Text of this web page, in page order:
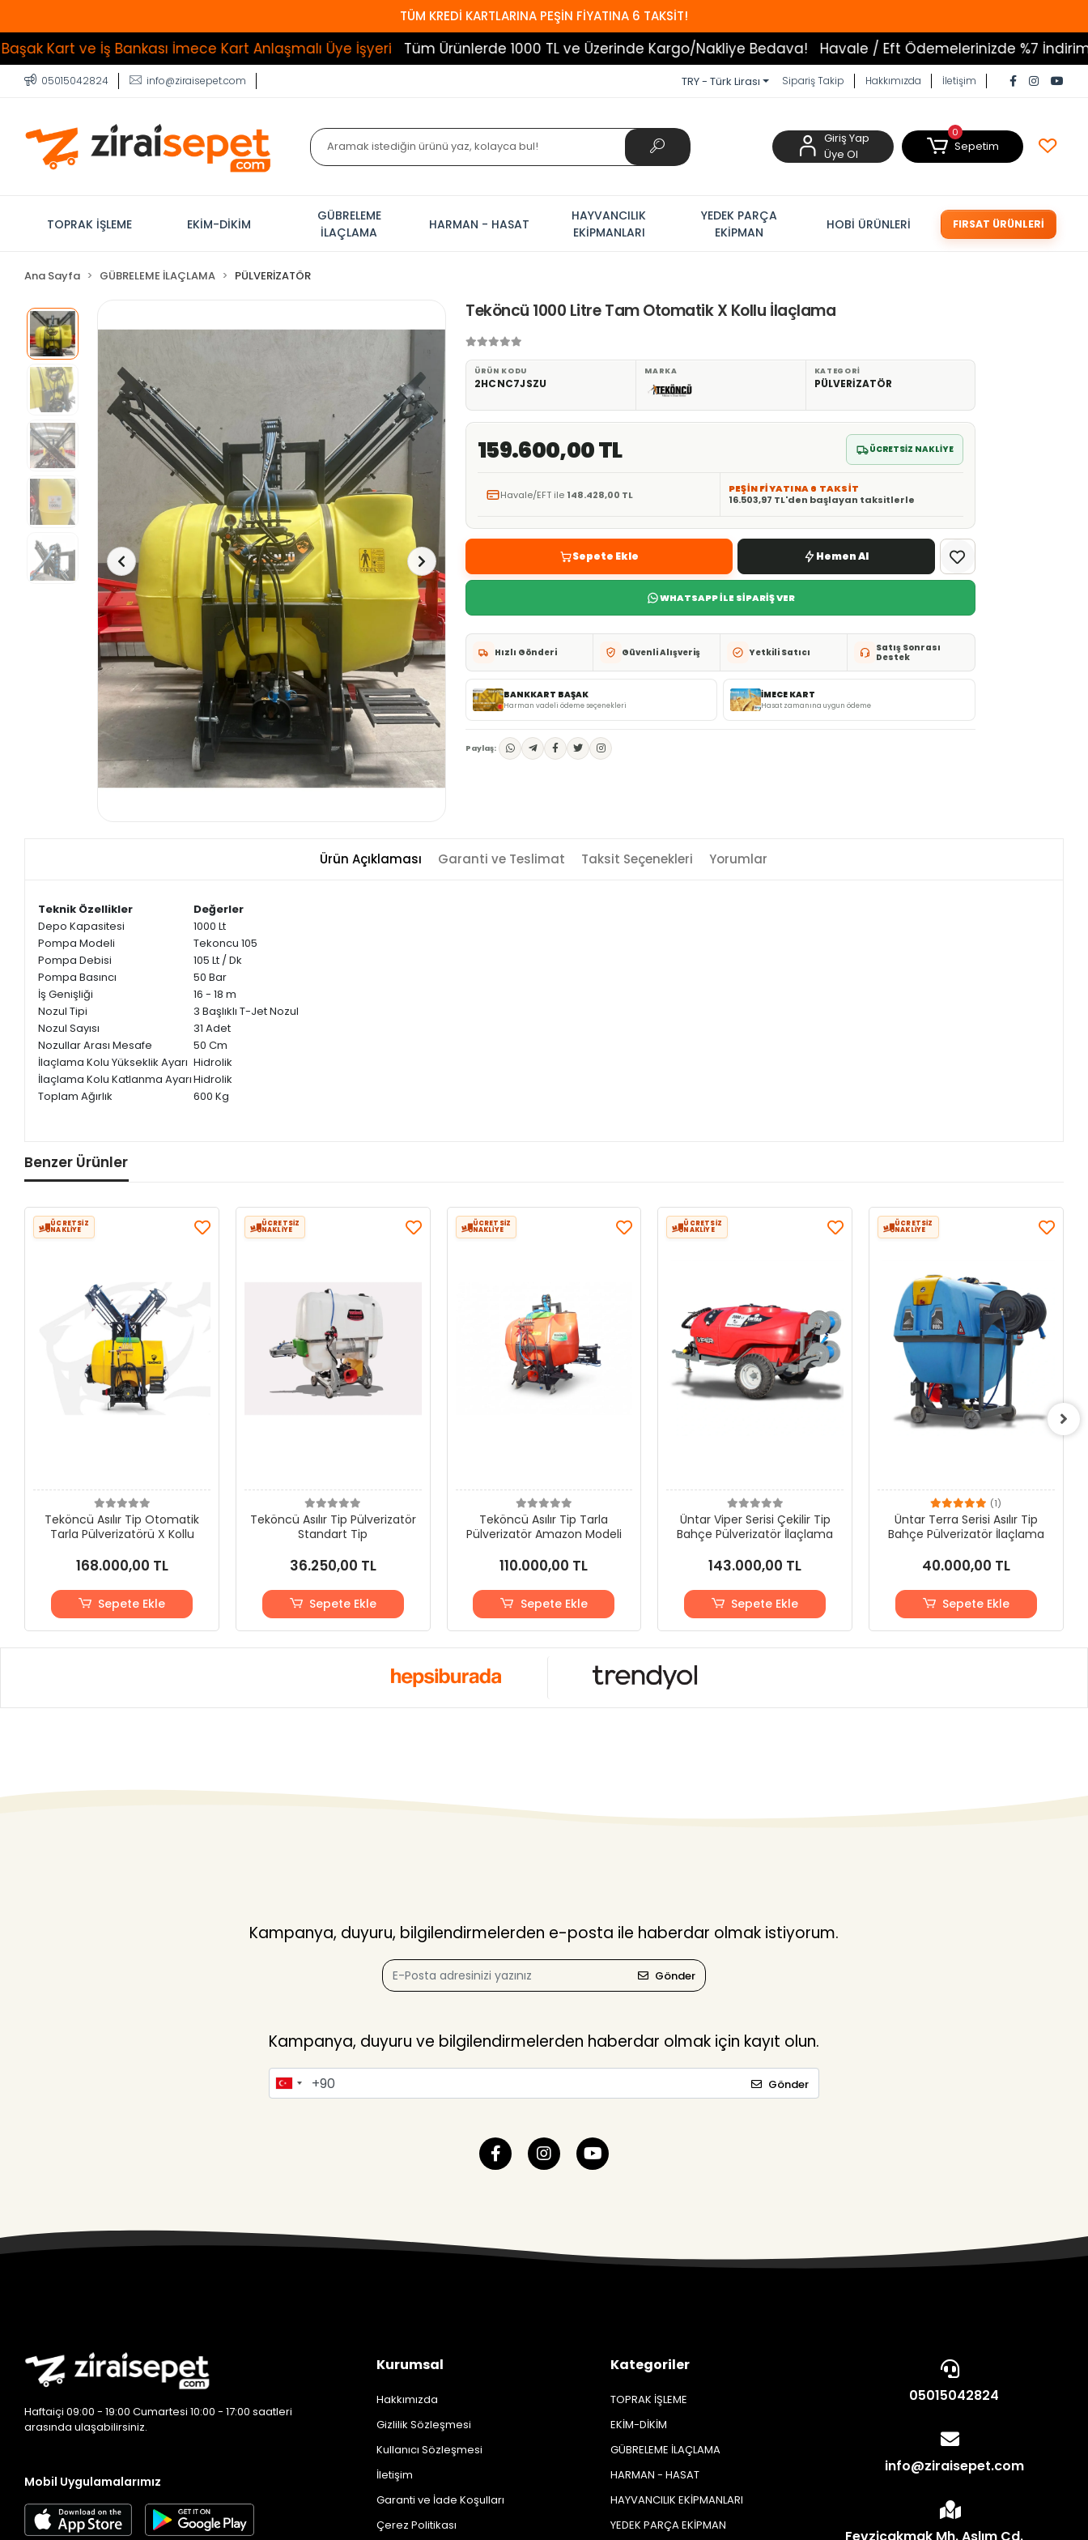
TÜM KREDİ KARTLARINA PEŞİN FİYATINA 6 TAKSİT!
İş Bankası İmece Kart Anlaşmalı Üye İşyeri Tüm Ürünlerde 1000 TL ve Üzerinde Kargo/Nakliye Bedava! Havale / Eft Ödemelerinizde %7 İndirim Tüm
05015042824 info@ziraisepet.com TRY - Türk Lirası Sipariş Takip Hakkımızda İletişim
Giriş Yap
Üye Ol
0
Sepetim
TOPRAK İŞLEME EKİM-DİKİM
GÜBRELEME
İLAÇLAMA
HARMAN - HASAT
HAYVANCILIK
EKİPMANLARI
YEDEK PARÇA
EKİPMAN
HOBİ ÜRÜNLERİ FIRSAT ÜRÜNLERİ
Ana Sayfa GÜBRELEME İLAÇLAMA PÜLVERİZATÖR
Teköncü 1000 Litre Tam Otomatik X Kollu İlaçlama
ÜRÜN KODU
2HCNC7JSZU
MARKA KATEGORI
PÜLVERİZATÖR
159.600,00 TL ÜCRETSİZ NAKLİYE
Havale/EFT ile 148.428,00 TL
PEŞİN FİYATINA 6 TAKSİT
16.503,97 TL'den başlayan taksitlerle
Sepete Ekle Hemen Al
WHATSAPP İLE SİPARİŞ VER
Hızlı Gönderi Güvenli Alışveriş Yetkili Satıcı
Satış Sonrası
Destek
BANKKART BAŞAK
Harman vadeli ödeme seçenekleri
İMECE KART
Hasat zamanına uygun ödeme
Paylaş:
Ürün Açıklaması Garanti ve Teslimat Taksit Seçenekleri Yorumlar
Teknik Özellikler
Değerler
Depo Kapasitesi
1000 Lt
Pompa Modeli
Tekoncu 105
Pompa Debisi
105 Lt / Dk
Pompa Basıncı
50 Bar
İş Genişliği
16 - 18 m
Nozul Tipi
3 Başlıklı T-Jet Nozul
Nozul Sayısı
31 Adet
Nozullar Arası Mesafe
50 Cm
İlaçlama Kolu Yükseklik Ayarı Hidrolik
İlaçlama Kolu Katlanma AyarıHidrolik
Toplam Ağırlık
600 Kg
Benzer Ürünler
ÜCRETSİZ
NAKLİYE
Teköncü Asılır Tip Otomatik
Tarla Pülverizatörü X Kollu
168.000,00 TL
Sepete Ekle
ÜCRETSİZ
NAKLİYE
Teköncü Asılır Tip Pülverizatör
Standart Tip
36.250,00 TL
Sepete Ekle
ÜCRETSİZ
NAKLİYE
Teköncü Asılır Tip Tarla
Pülverizatör Amazon Modeli
110.000,00 TL
Sepete Ekle
ÜCRETSİZ
NAKLİYE
Üntar Viper Serisi Çekilir Tip
Bahçe Pülverizatör İlaçlama
143.000,00 TL
Sepete Ekle
ÜCRETSİZ
NAKLİYE
(1)
Üntar Terra Serisi Asılır Tip
Bahçe Pülverizatör İlaçlama
40.000,00 TL
Sepete Ekle
Kampanya, duyuru, bilgilendirmelerden e-posta ile haberdar olmak istiyorum.
Gönder
Kampanya, duyuru ve bilgilendirmelerden haberdar olmak için kayıt olun.
Gönder
Haftaiçi 09:00 - 19:00 Cumartesi 10:00 - 17:00 saatleri
arasında ulaşabilirsiniz.
Mobil Uygulamalarımız
Kurumsal
Hakkımızda
Gizlilik Sözleşmesi
Kullanıcı Sözleşmesi
İletişim
Garanti ve İade Koşulları
Çerez Politikası
Kategoriler
TOPRAK İŞLEME
EKİM-DİKİM
GÜBRELEME İLAÇLAMA
HARMAN - HASAT
HAYVANCILIK EKİPMANLARI
YEDEK PARÇA EKİPMAN
05015042824
info@ziraisepet.com